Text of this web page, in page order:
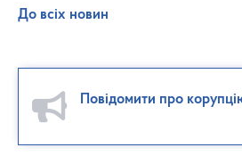
До всіх новин
Повідомити про